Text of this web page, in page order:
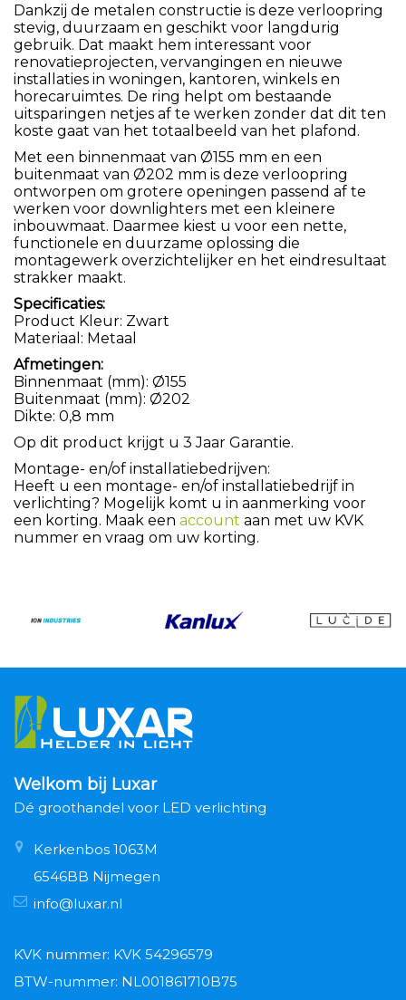
Dankzij de metalen constructie is deze verloopring
stevig, duurzaam en geschikt voor langdurig
gebruik. Dat maakt hem interessant voor
renovatieprojecten, vervangingen en nieuwe
installaties in woningen, kantoren, winkels en
horecaruimtes. De ring helpt om bestaande
uitsparingen netjes af te werken zonder dat dit ten
koste gaat van het totaalbeeld van het plafond.
Met een binnenmaat van Ø155 mm en een
buitenmaat van Ø202 mm is deze verloopring
ontworpen om grotere openingen passend af te
werken voor downlighters met een kleinere
inbouwmaat. Daarmee kiest u voor een nette,
functionele en duurzame oplossing die
montagewerk overzichtelijker en het eindresultaat
strakker maakt.
Specificaties:
Product Kleur: Zwart
Materiaal: Metaal
Afmetingen:
Binnenmaat (mm): Ø155
Buitenmaat (mm): Ø202
Dikte: 0,8 mm
Op dit product krijgt u 3 Jaar Garantie.
Montage- en/of installatiebedrijven:
Heeft u een montage- en/of installatiebedrijf in
verlichting? Mogelijk komt u in aanmerking voor
een korting. Maak een account aan met uw KVK
nummer en vraag om uw korting.
Welkom bij Luxar
Dé groothandel voor LED verlichting
Kerkenbos 1063M
6546BB Nijmegen
info@luxar.nl
KVK nummer: KVK 54296579
BTW-nummer: NL001861710B75